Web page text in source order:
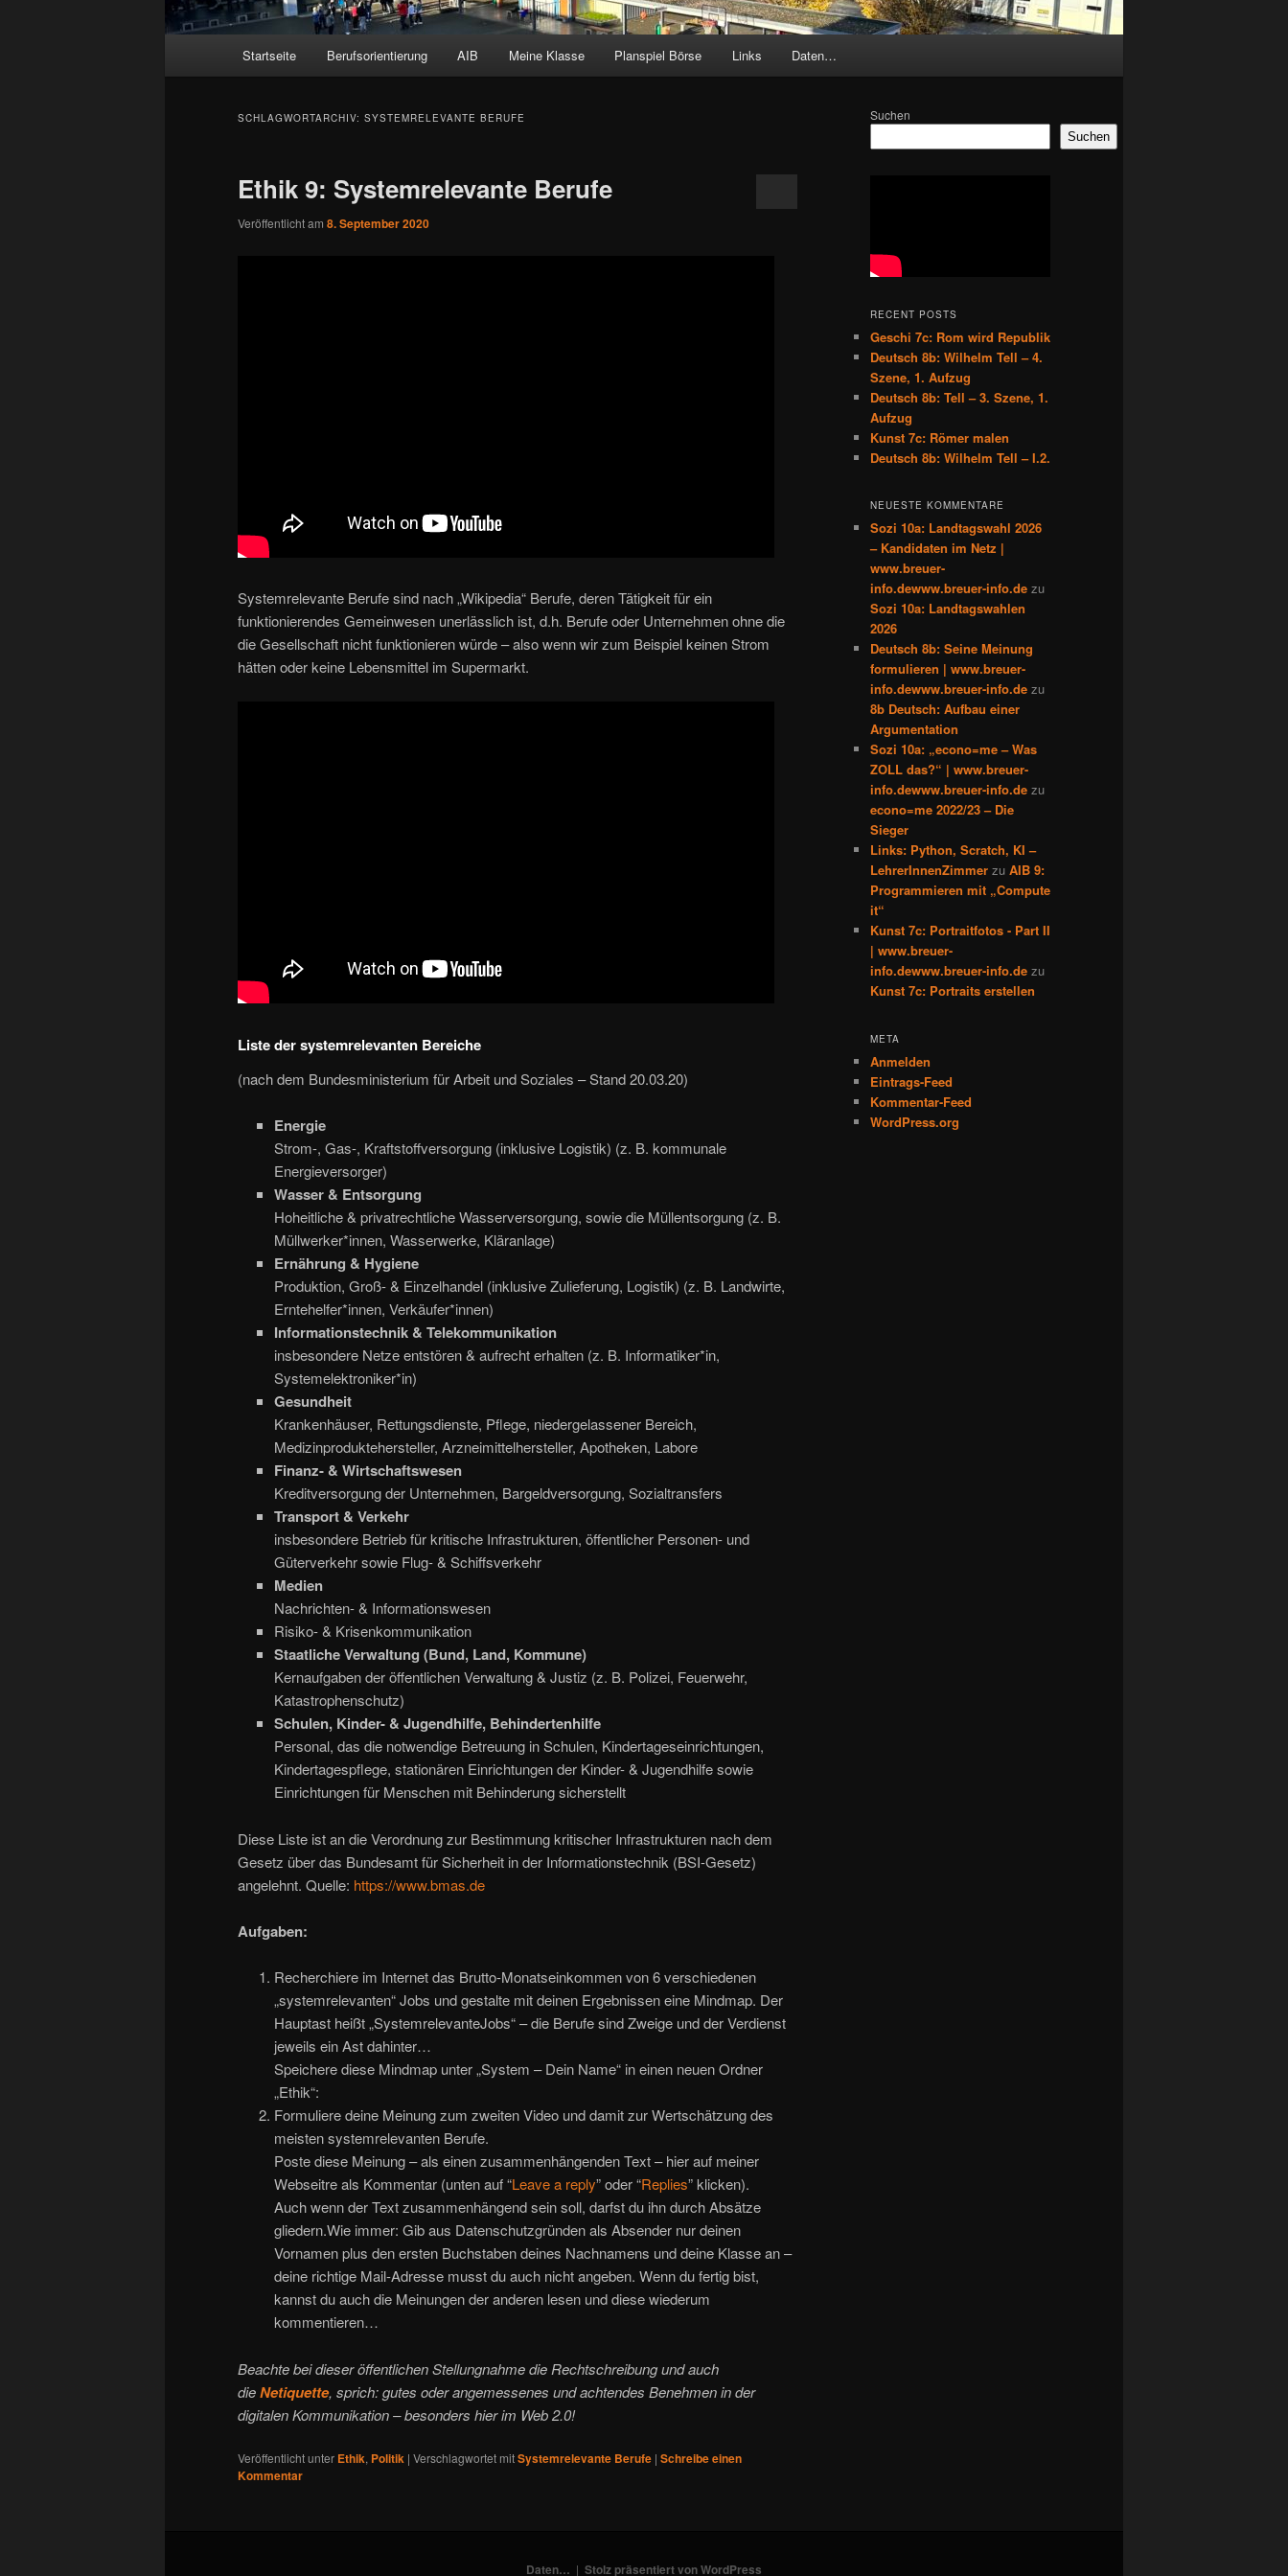
Startseite Berufsorientierung AIB Meine Klasse Planspiel Börse Links Daten…
SCHLAGWORTARCHIV: SYSTEMRELEVANTE BERUFE
Ethik 9: Systemrelevante Berufe
Veröffentlicht am 8. September 2020
Systemrelevante Berufe sind nach „Wikipedia“ Berufe, deren Tätigkeit für ein
funktionierendes Gemeinwesen unerlässlich ist, d.h. Berufe oder Unternehmen ohne die
die Gesellschaft nicht funktionieren würde – also wenn wir zum Beispiel keinen Strom
hätten oder keine Lebensmittel im Supermarkt.
Liste der systemrelevanten Bereiche
(nach dem Bundesministerium für Arbeit und Soziales – Stand 20.03.20)
Energie
Strom-, Gas-, Kraftstoffversorgung (inklusive Logistik) (z. B. kommunale
Energieversorger)
Wasser & Entsorgung
Hoheitliche & privatrechtliche Wasserversorgung, sowie die Müllentsorgung (z. B.
Müllwerker*innen, Wasserwerke, Kläranlage)
Ernährung & Hygiene
Produktion, Groß- & Einzelhandel (inklusive Zulieferung, Logistik) (z. B. Landwirte,
Erntehelfer*innen, Verkäufer*innen)
Informationstechnik & Telekommunikation
insbesondere Netze entstören & aufrecht erhalten (z. B. Informatiker*in,
Systemelektroniker*in)
Gesundheit
Krankenhäuser, Rettungsdienste, Pflege, niedergelassener Bereich,
Medizinproduktehersteller, Arzneimittelhersteller, Apotheken, Labore
Finanz- & Wirtschaftswesen
Kreditversorgung der Unternehmen, Bargeldversorgung, Sozialtransfers
Transport & Verkehr
insbesondere Betrieb für kritische Infrastrukturen, öffentlicher Personen- und
Güterverkehr sowie Flug- & Schiffsverkehr
Medien
Nachrichten- & Informationswesen
Risiko- & Krisenkommunikation
Staatliche Verwaltung (Bund, Land, Kommune)
Kernaufgaben der öffentlichen Verwaltung & Justiz (z. B. Polizei, Feuerwehr,
Katastrophenschutz)
Schulen, Kinder- & Jugendhilfe, Behindertenhilfe
Personal, das die notwendige Betreuung in Schulen, Kindertageseinrichtungen,
Kindertagespflege, stationären Einrichtungen der Kinder- & Jugendhilfe sowie
Einrichtungen für Menschen mit Behinderung sicherstellt
Diese Liste ist an die Verordnung zur Bestimmung kritischer Infrastrukturen nach dem
Gesetz über das Bundesamt für Sicherheit in der Informationstechnik (BSI-Gesetz)
angelehnt. Quelle: https://www.bmas.de
Aufgaben:
Recherchiere im Internet das Brutto-Monatseinkommen von 6 verschiedenen
„systemrelevanten“ Jobs und gestalte mit deinen Ergebnissen eine Mindmap. Der
Hauptast heißt „SystemrelevanteJobs“ – die Berufe sind Zweige und der Verdienst
jeweils ein Ast dahinter…
Speichere diese Mindmap unter „System – Dein Name“ in einen neuen Ordner
„Ethik“:
Formuliere deine Meinung zum zweiten Video und damit zur Wertschätzung des
meisten systemrelevanten Berufe.
Poste diese Meinung – als einen zusammenhängenden Text – hier auf meiner
Webseitre als Kommentar (unten auf “Leave a reply” oder “Replies” klicken).
Auch wenn der Text zusammenhängend sein soll, darfst du ihn durch Absätze
gliedern.Wie immer: Gib aus Datenschutzgründen als Absender nur deinen
Vornamen plus den ersten Buchstaben deines Nachnamens und deine Klasse an –
deine richtige Mail-Adresse musst du auch nicht angeben. Wenn du fertig bist,
kannst du auch die Meinungen der anderen lesen und diese wiederum
kommentieren…
Beachte bei dieser öffentlichen Stellungnahme die Rechtschreibung und auch
dieNetiquette, sprich: gutes oder angemessenes und achtendes Benehmen in der
digitalen Kommunikation – besonders hier im Web 2.0!
Veröffentlicht unter Ethik, Politik | Verschlagwortet mitSystemrelevante Berufe | Schreibe einen
Kommentar
Suchen
Suchen
RECENT POSTS
Geschi 7c: Rom wird Republik
Deutsch 8b: Wilhelm Tell – 4.
Szene, 1. Aufzug
Deutsch 8b: Tell – 3. Szene, 1.
Aufzug
Kunst 7c: Römer malen
Deutsch 8b: Wilhelm Tell – I.2.
NEUESTE KOMMENTARE
Sozi 10a: Landtagswahl 2026
– Kandidaten im Netz |
www.breuer-
info.dewww.breuer-info.de zu
Sozi 10a: Landtagswahlen
2026
Deutsch 8b: Seine Meinung
formulieren | www.breuer-
info.dewww.breuer-info.de zu
8b Deutsch: Aufbau einer
Argumentation
Sozi 10a: „econo=me – Was
ZOLL das?“ | www.breuer-
info.dewww.breuer-info.de zu
econo=me 2022/23 – Die
Sieger
Links: Python, Scratch, KI –
LehrerInnenZimmer zu AIB 9:
Programmieren mit „Compute
it“
Kunst 7c: Portraitfotos - Part II
| www.breuer-
info.dewww.breuer-info.de zu
Kunst 7c: Portraits erstellen
META
Anmelden
Eintrags-Feed
Kommentar-Feed
WordPress.org
Daten… Stolz präsentiert von WordPress